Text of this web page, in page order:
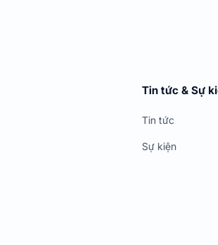
Tin tức & Sự
Tin tức
Sự kiện